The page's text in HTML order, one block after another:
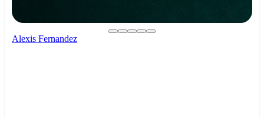
Alexis Fernandez